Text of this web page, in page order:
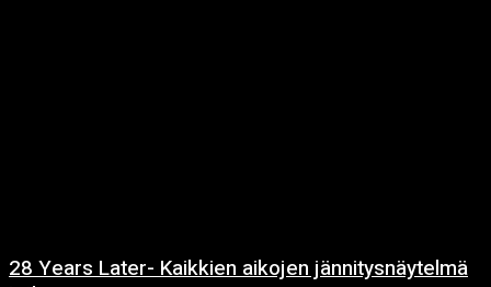
28 Years Later- Kaikkien aikojen jännitysnäytelmä